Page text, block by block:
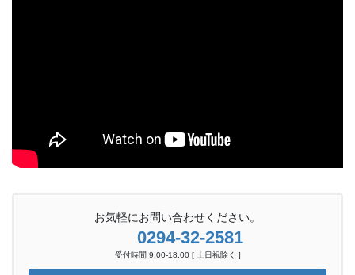
お気軽にお問い合わせください。
0294-32-2581
受付時間 9:00-18:00 [ 土日祝除く ]